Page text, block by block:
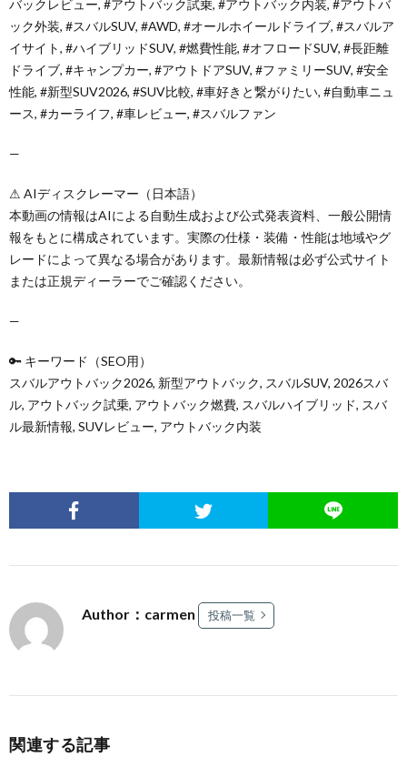
バックレビュー, #アウトバック試乗, #アウトバック内装, #アウトバ
ック外装, #スバルSUV, #AWD, #オールホイールドライブ, #スバルア
イサイト, #ハイブリッドSUV, #燃費性能, #オフロードSUV, #長距離
ドライブ, #キャンプカー, #アウトドアSUV, #ファミリーSUV, #安全
性能, #新型SUV2026, #SUV比較, #車好きと繋がりたい, #自動車ニュ
ース, #カーライフ, #車レビュー, #スバルファン
—
⚠ AIディスクレーマー（日本語）
本動画の情報はAIによる自動生成および公式発表資料、一般公開情
報をもとに構成されています。実際の仕様・装備・性能は地域やグ
レードによって異なる場合があります。最新情報は必ず公式サイト
または正規ディーラーでご確認ください。
—
🔑 キーワード（SEO用）
スバルアウトバック2026, 新型アウトバック, スバルSUV, 2026スバ
ル, アウトバック試乗, アウトバック燃費, スバルハイブリッド, スバ
ル最新情報, SUVレビュー, アウトバック内装
Author：carmen 投稿一覧
関連する記事